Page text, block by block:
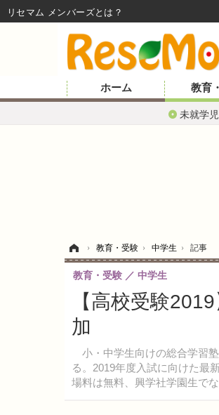
ホーム 教育
未就学児
› 教育・受験 › 中学生 › 記事
【高校受験
加
小・中学生向けの総合学習
る。2019年度入試に向けた最
場料は無料、興学社学園生で
教育・受験 中学生
リセマム メンバーズ